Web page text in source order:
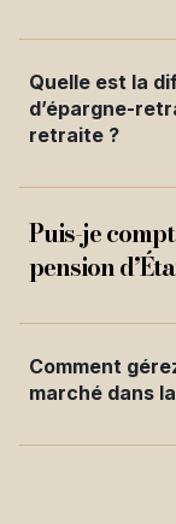
Quelle est la
d’épargne-
retraite ?
Puis-je
pension
Comment
marché dans